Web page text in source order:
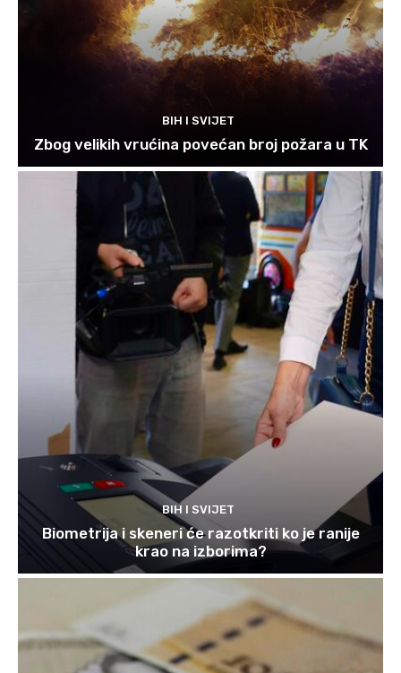
BIH I SVIJET
Zbog velikih vrućina povećan broj požara u TK
BIH I SVIJET
Biometrija i skeneri će razotkriti ko je ranije
krao na izborima?